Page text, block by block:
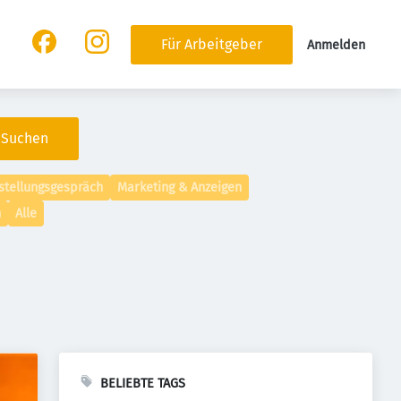
Für Arbeitgeber Anmelden
Suchen
Marketing & Anzeigen
Alle
BELIEBTE TAGS